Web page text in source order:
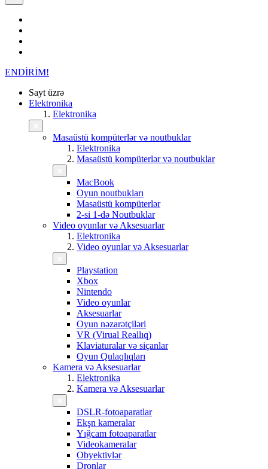
ENDİRİM!
Sayt üzrə
Elektronika
Elektronika
Masaüstü kompüterlər və noutbuklar
Elektronika
Masaüstü kompüterlər və noutbuklar
MacBook
Oyun noutbukları
Masaüstü kompüterlər
2-si 1-də Noutbuklar
Video oyunlar və Aksesuarlar
Elektronika
Video oyunlar və Aksesuarlar
Playstation
Xbox
Nintendo
Video oyunlar
Aksesuarlar
Oyun nəzarətçiləri
VR (Virual Reallıq)
Klaviaturalar və siçanlar
Oyun Qulaqlıqları
Kamera və Aksesuarlar
Elektronika
Kamera və Aksesuarlar
DSLR-fotoaparatlar
Ekşn kameralar
Yığcam fotoaparatlar
Videokameralar
Obyektivlər
Dronlar